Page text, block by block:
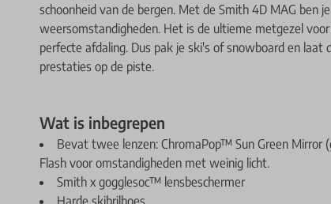
schoonheid van de bergen. Met de Smith 4D MAG ben
weersomstandigheden. Het is de ultieme metgezel
perfecte afdaling. Dus pak je ski's of snowboard en laat
prestaties op de piste.
Wat is inbegrepen
Bevat twee lenzen: ChromaPop™ Sun Green Mirror
Flash voor omstandigheden met weinig licht.
Smith x gogglesoc™ lensbeschermer
Harde skibrilhoes